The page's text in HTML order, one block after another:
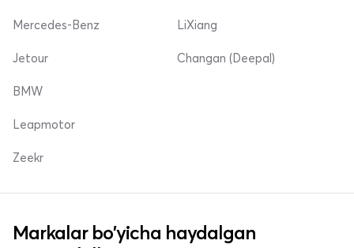
Mercedes-Benz
Jetour
LiXiang
Changan (Deepal)
BMW
Leapmotor
Zeekr
Markalar bo'yicha haydalgan